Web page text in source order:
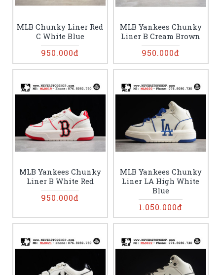
MLB Chunky Liner Red
C White Blue
950.000đ
MLB Yankees Chunky
Liner B Cream Brown
950.000đ
MLB Yankees Chunky
Liner B White Red
950.000đ
MLB Yankees Chunky
Liner LA High White
Blue
1.050.000đ